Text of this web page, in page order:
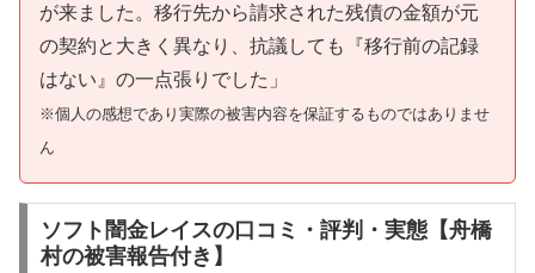
が来ました。移行先から請求された残債の金額が元
の契約と大きく異なり、抗議しても『移行前の記録
はない』の一点張りでした」
※個人の感想であり実際の被害内容を保証するものではありませ
ん
ソフト闇金レイスの口コミ・評判・実態【舟橋
村の被害報告付き】